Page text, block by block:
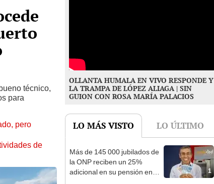
técnico,
para
pero
de
OLLANTA HUMALA EN VIVO RESPONDE Y
LA TRAMPA DE LÓPEZ ALIAGA | SIN
GUION CON ROSA MARÍA PALACIOS
LO MÁS VISTO LO ÚLTIMO
1
Más de 145 000 jubilados de
la ONP reciben un 25%
adicional en su pensión en